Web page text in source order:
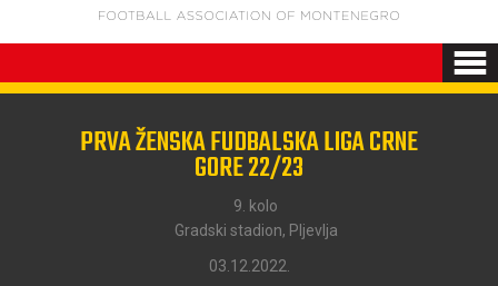
PRVA ŽENSKA FUDBALSKA LIGA CRNE
GORE 22/23
9. kolo
Gradski stadion, Pljevlja
03.12.2022.